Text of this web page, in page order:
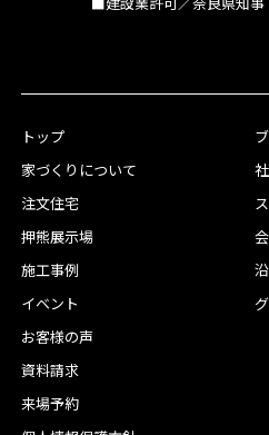
トップ
家づくりについて
注文住宅
押熊展示場
施工事例
イベント
お客様の声
資料請求
来場予約